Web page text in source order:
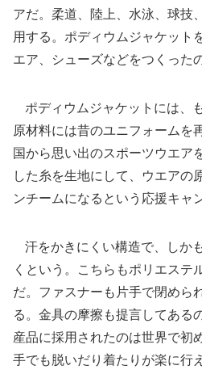
アだ。柔道、陸上、水泳、球技
用する。ポディウムジャケット
エア、シューズなどをつくった
ポディウムジャケットには、
原材料には昔のユニフォームを
国から思い出のスポーツウエア
した糸を生地にして、ウエアの
ンチームになるという応援キャ
汗をかきにくい構造で、しか
くという。こちらもポリエステ
だ。ファスナーも片手で閉めら
る。金具の摩擦も提言してある
産品に採用されたのは世界で初
手でも脱いだり着たりが楽に行